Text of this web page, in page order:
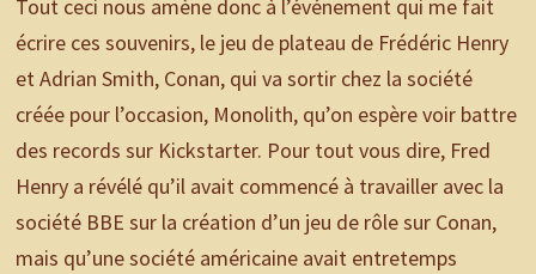
Tout ceci nous amène donc à l’événement qui me fait
écrire ces souvenirs, le jeu de plateau de Frédéric Henry
et Adrian Smith, Conan, qui va sortir chez la société
créée pour l’occasion, Monolith, qu’on espère voir battre
des records sur Kickstarter. Pour tout vous dire, Fred
Henry a révélé qu’il avait commencé à travailler avec la
société BBE sur la création d’un jeu de rôle sur Conan,
mais qu’une société américaine avait entretemps